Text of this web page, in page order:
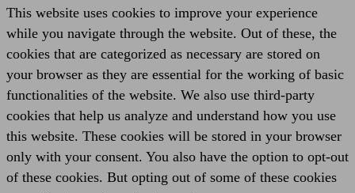
This website uses cookies to improve your experience
while you navigate through the website. Out of these, the
cookies that are categorized as necessary are stored on
your browser as they are essential for the working of basic
functionalities of the website. We also use third-party
cookies that help us analyze and understand how you use
this website. These cookies will be stored in your browser
only with your consent. You also have the option to opt-out
of these cookies. But opting out of some of these cookies